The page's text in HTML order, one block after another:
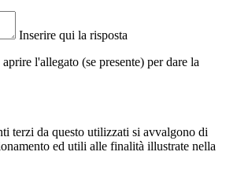
Inserire qui la risposta
l'allegato (se presente) per dare la
terzi da questo utilizzati si avvalgono di
ed utili alle finalità illustrate nella